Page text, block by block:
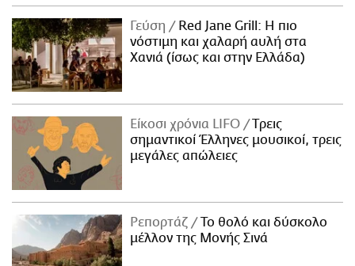
Γεύση
Red Jane Grill: Η πιο
νόστιμη και χαλαρή αυλή στα
Χανιά (ίσως και στην Ελλάδα)
Είκοσι χρόνια LIFO
Tρεις
σημαντικοί Έλληνες μουσικοί, τρεις
μεγάλες απώλειες
Ρεπορτάζ
Το θολό και δύσκολο
μέλλον της Μονής Σινά